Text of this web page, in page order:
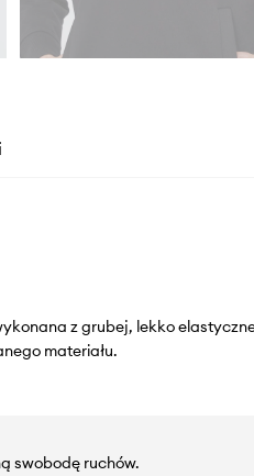
z grubej, lekko
materiału.
swobodę ruchów.